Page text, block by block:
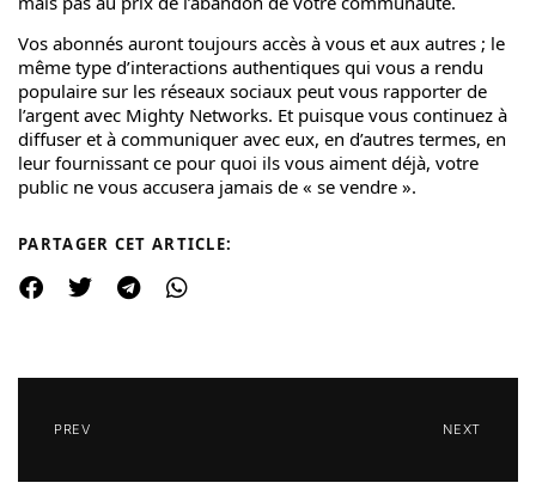
Vos abonnés auront toujours accès à vous et aux autres ; le
même type d’interactions authentiques qui vous a rendu
populaire sur les réseaux sociaux peut vous rapporter de
l’argent avec Mighty Networks. Et puisque vous continuez à
diffuser et à communiquer avec eux, en d’autres termes, en
leur fournissant ce pour quoi ils vous aiment déjà, votre
public ne vous accusera jamais de « se vendre ».
PARTAGER CET ARTICLE:
PREV NEXT